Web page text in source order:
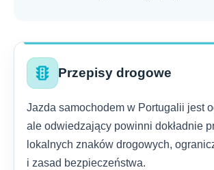
traffic Przepisy drogowe
Jazda samochodem w Portugalii jest
ale odwiedzający powinni dokładnie
lokalnych znaków drogowych,
i zasad bezpieczeństwa.